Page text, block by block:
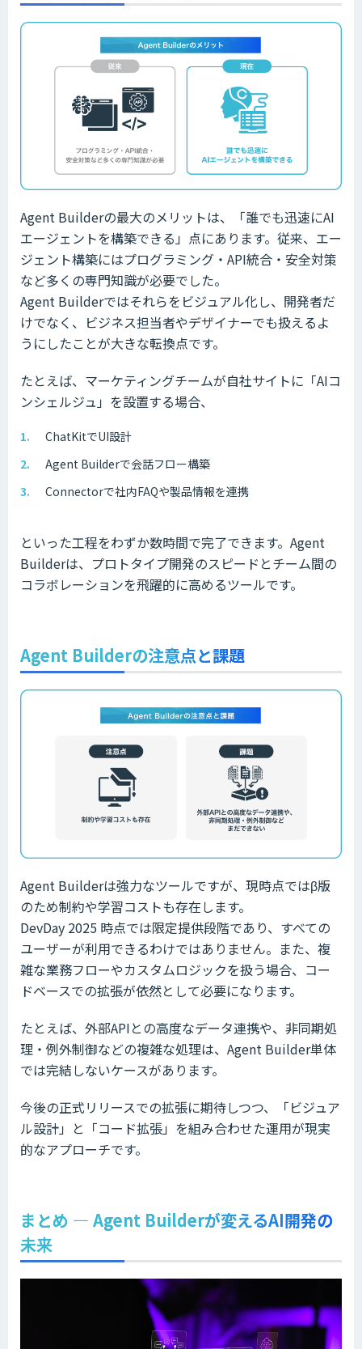
Agent Builderの最大のメリットは、「誰でも迅速にAI
エージェントを構築できる」点にあります。従来、エー
ジェント構築にはプログラミング・API統合・安全対策
など多くの専門知識が必要でした。
Agent Builderではそれらをビジュアル化し、開発者だ
けでなく、ビジネス担当者やデザイナーでも扱えるよ
うにしたことが大きな転換点です。
たとえば、マーケティングチームが自社サイトに「AIコ
ンシェルジュ」を設置する場合、
ChatKitでUI設計
Agent Builderで会話フロー構築
Connectorで社内FAQや製品情報を連携
といった工程をわずか数時間で完了できます。Agent
Builderは、プロトタイプ開発のスピードとチーム間の
コラボレーションを飛躍的に高めるツールです。
Agent Builderの注意点と課題
Agent Builderは強力なツールですが、現時点ではβ版
のため制約や学習コストも存在します。
DevDay 2025 時点では限定提供段階であり、すべての
ユーザーが利用できるわけではありません。また、複
雑な業務フローやカスタムロジックを扱う場合、コー
ドベースでの拡張が依然として必要になります。
たとえば、外部APIとの高度なデータ連携や、非同期処
理・例外制御などの複雑な処理は、Agent Builder単体
では完結しないケースがあります。
今後の正式リリースでの拡張に期待しつつ、「ビジュア
ル設計」と「コード拡張」を組み合わせた運用が現実
的なアプローチです。
まとめ ― Agent Builderが変えるAI開発の
未来